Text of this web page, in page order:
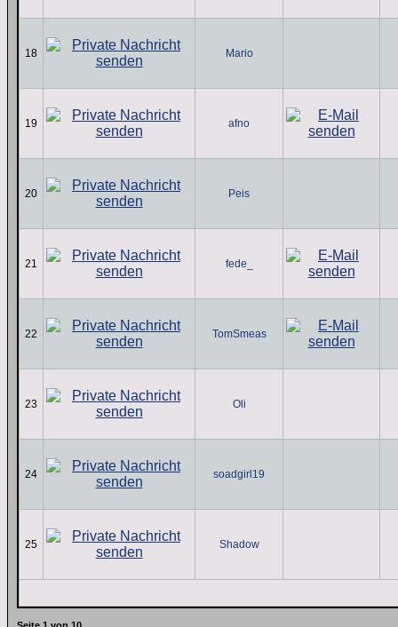
18 Mario
19 afno
20 Peis
21 fede_
22 TomSmeas
23 Oli
24 soadgirl19
25 Shadow